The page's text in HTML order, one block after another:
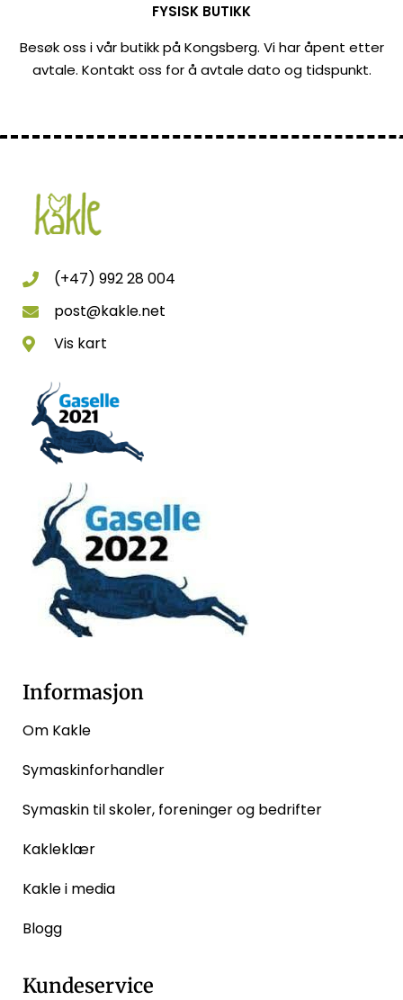
FYSISK BUTIKK
Besøk oss i vår butikk på Kongsberg. Vi har åpent etter
avtale. Kontakt oss for å avtale dato og tidspunkt.
(+47) 992 28 004
post@kakle.net
Vis kart
Informasjon
Om Kakle
Symaskinforhandler
Symaskin til skoler, foreninger og bedrifter
Kakleklær
Kakle i media
Blogg
Kundeservice